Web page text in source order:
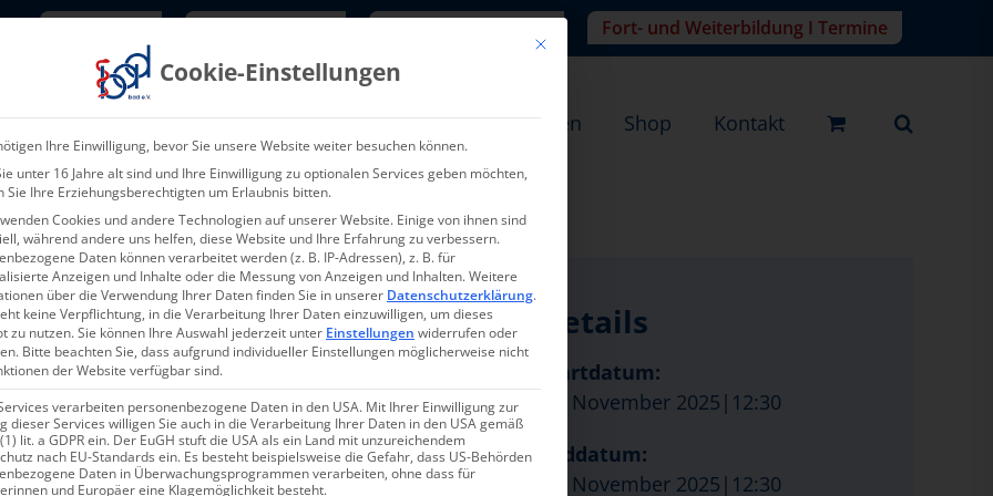
Fort- und Weiterbildung I Termine
Über uns Aktuelles & Presse Leistungen Shop Kontakt
Details
Startdatum:
18. November 2025|12:30
Enddatum:
18. November 2025|12:30
Mit diesem Button wird der Dialog geschlossen. Seine Funktionalität ist
Cookie-Einstellungen
Ihre Einwilligung, bevor Sie unsere Website weiter besuchen können.
unter 16 Jahre alt sind und Ihre Einwilligung zu optionalen Services geben möchten,
Sie Ihre Erziehungsberechtigten um Erlaubnis bitten.
Cookies und andere Technologien auf unserer Website. Einige von ihnen sind
während andere uns helfen, diese Website und Ihre Erfahrung zu verbessern.
Daten können verarbeitet werden (z. B. IP-Adressen), z. B. für
Anzeigen und Inhalte oder die Messung von Anzeigen und Inhalten.Weitere
über die Verwendung Ihrer Daten finden Sie in unserer Datenschutzerklärung.
keine Verpflichtung, in die Verarbeitung Ihrer Daten einzuwilligen, um dieses
zu nutzen.Sie können Ihre Auswahl jederzeit unter Einstellungen widerrufen oder
Bitte beachten Sie, dass aufgrund individueller Einstellungen möglicherweise nicht
der Website verfügbar sind.
verarbeiten personenbezogene Daten in den USA. Mit Ihrer Einwilligung zur
dieser Services willigen Sie auch in die Verarbeitung Ihrer Daten in den USA gemäß
lit. a GDPR ein. Der EuGH stuft die USA als ein Land mit unzureichendem
nach EU-Standards ein. Es besteht beispielsweise die Gefahr, dass US-Behörden
Daten in Überwachungsprogrammen verarbeiten, ohne dass für
und Europäer eine Klagemöglichkeit besteht.